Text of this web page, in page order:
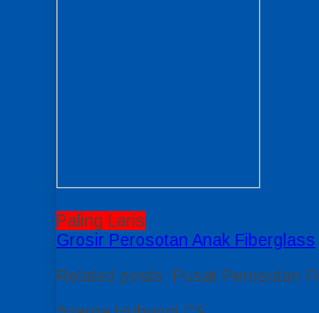
Paling Laris
Grosir Perosotan Anak Fiberglass
Related posts: Pusat Perosotan